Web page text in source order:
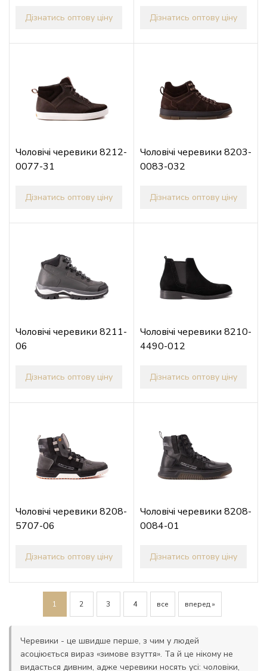
Дізнатись оптову ціну Дізнатись оптову ціну
Чоловічі черевики 8212-
0077-31
Дізнатись оптову ціну
Чоловічі черевики 8203-
0083-032
Дізнатись оптову ціну
Чоловічі черевики 8211-
06
Дізнатись оптову ціну
Чоловічі черевики 8210-
4490-012
Дізнатись оптову ціну
Чоловічі черевики 8208-
5707-06
Дізнатись оптову ціну
Чоловічі черевики 8208-
0084-01
Дізнатись оптову ціну
1 2 3 4 все вперед »
Черевики - це швидше перше, з чим у людей
асоціюється вираз «зимове взуття». Та й це нікому не
видасться дивним, адже черевики носять усі: чоловіки,